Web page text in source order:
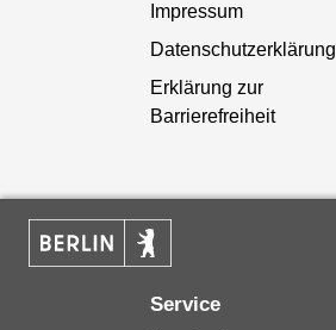
Impressum
Datenschutzerklärung
Erklärung zur
Barrierefreiheit
Service